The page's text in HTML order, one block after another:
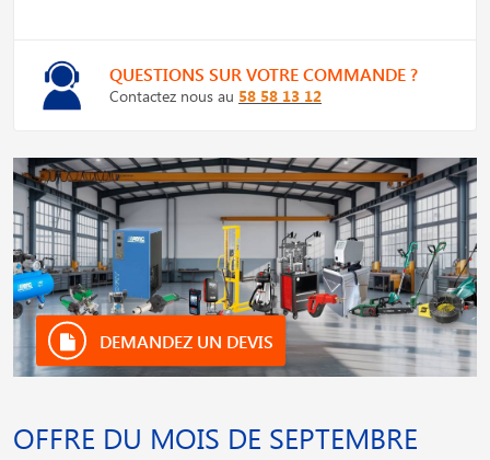
QUESTIONS SUR VOTRE COMMANDE ?
Contactez nous au 58 58 13 12
DEMANDEZ UN DEVIS
OFFRE DU MOIS DE SEPTEMBRE